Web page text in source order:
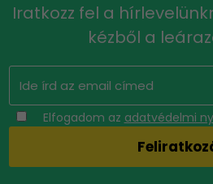
Iratkozz fel a
kézből a
Elfogadom az adatvédelmi